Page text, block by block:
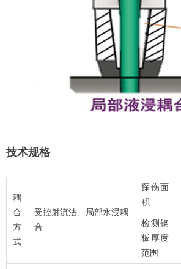
技术规格
耦
合
方
式
受控射流法、局部水浸耦
合
探伤面
积
检测钢
板厚度
范围